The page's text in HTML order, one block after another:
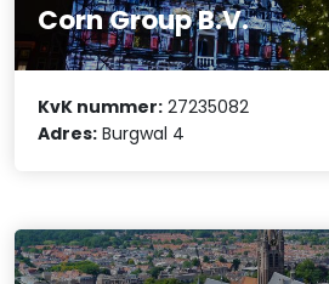
Corn Group B.V.
KvK nummer: 27235082
Adres: Burgwal 4